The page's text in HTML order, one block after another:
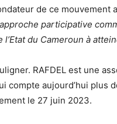
de ce mouvement
participative
l’Etat du Cameroun à
RAFDEL est une
compte aujourd’hui plus
le 27 juin 2023.